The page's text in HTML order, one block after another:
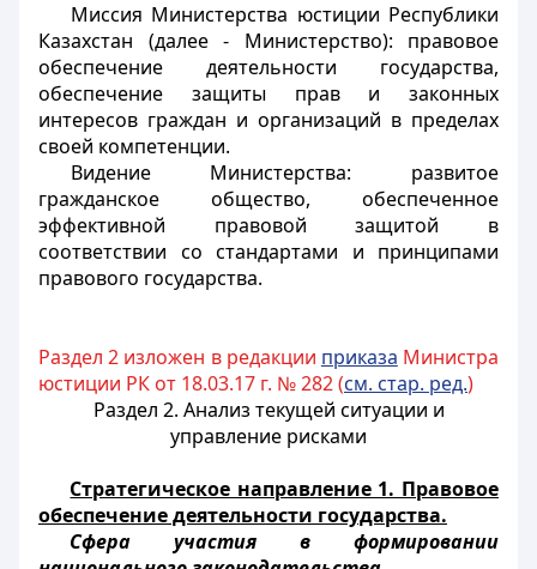
Миссия Министерства юстиции Республики
Казахстан (далее - Министерство): правовое
обеспечение деятельности государства,
обеспечение защиты прав и законных
интересов граждан и организаций в пределах
своей компетенции.
Видение Министерства: развитое
гражданское общество, обеспеченное
эффективной правовой защитой в
соответствии со стандартами и принципами
правового государства.
Раздел 2 изложен в редакции приказа Министра
юстиции РК от 18.03.17 г. № 282 (см. стар. ред.)
Раздел 2. Анализ текущей ситуации и
управление рисками
Стратегическое направление 1. Правовое
обеспечение деятельности государства.
Сфера участия в формировании